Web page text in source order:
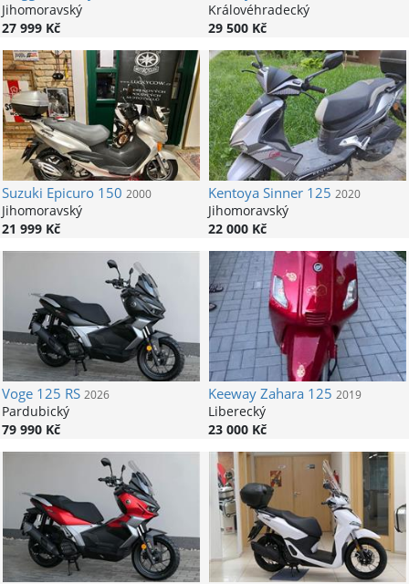
Jihomoravský
27 999 Kč
Královéhradecký
29 500 Kč
Suzuki Epicuro 150 2000
Jihomoravský
21 999 Kč
KentoyaSinner 125 2020
Jihomoravský
22 000 Kč
Voge125 RS 2026
Pardubický
79 990 Kč
KeewayZahara 125 2019
Liberecký
23 000 Kč